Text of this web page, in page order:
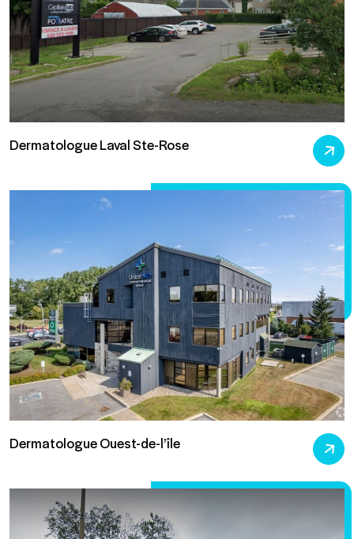
Dermatologue Laval Ste-Rose
Dermatologue Ouest-de-l’île